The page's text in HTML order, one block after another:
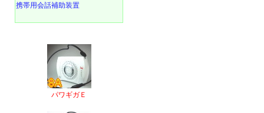
携帯用会話補助装置
パワギガＥ